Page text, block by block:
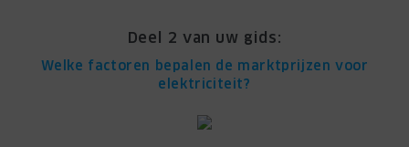
Deel 2 van uw gids:
Welke factoren bepalen de marktprijzen voor
elektriciteit?